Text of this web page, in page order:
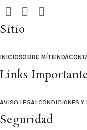
Sitio
INICIOSOBRE MÍTIENDA
Links
AVISO LEGALCONDICIONES Y
Seguridad